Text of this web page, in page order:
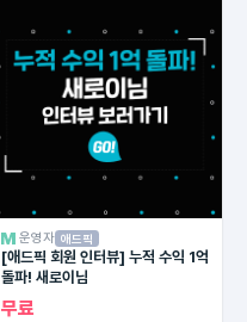
운영자 애드픽
[애드픽 회원 인터뷰] 누적 수익 1억
돌파! 새로이님
무료